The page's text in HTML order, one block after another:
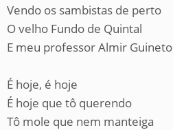
Vendo os sambistas de perto
O velho Fundo de Quintal
E meu professor Almir Guineto
É hoje, é hoje
É hoje que tô querendo
Tô mole que nem manteiga